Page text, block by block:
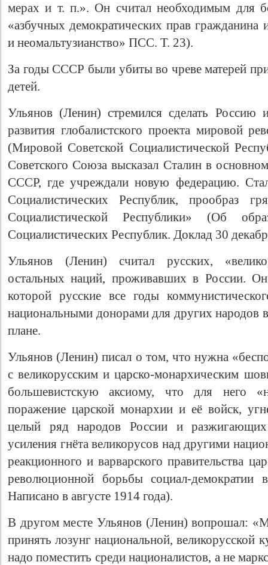
мерах и т. п.». Он считал необходимым для
«азбучных демократических прав гражданина
и неомальтузианство» ПСС. Т. 23).
За годы СССР были убиты во чреве матерей
детей.
Ульянов (Ленин) стремился сделать Россию
развития глобалистского проекта мировой
(Мировой Советской Социалистической
Советского Союза высказал Сталин в
СССР, где учреждали новую федерацию.
Социалистических Республик, прообраз
Социалистической Республики» (Об
Социалистических Республик. Доклад 30
Ульянов (Ленин) считал русских,
остальных наций, проживавших в России. Он
которой русские все годы
национальными донорами для других народов
плане.
Ульянов (Ленин) писал о том, что нужна
с великорусским и царско-монархическим
большевистскую аксиому, что для него
поражение царской монархии и её войск,
целый ряд народов России и
усиления гнёта великорусов над другими
реакционного и варварского правительства
революционной борьбы социал-
Написано в августе 1914 года).
В другом месте Ульянов (Ленин) вопрошал:
принять лозунг национальной, великорусской
надо поместить среди националистов, а не